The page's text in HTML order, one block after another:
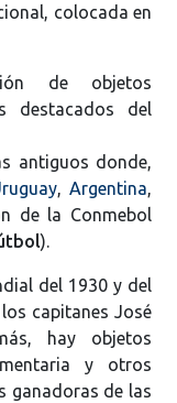
colocada en
de objetos
destacados del
antiguos donde,
, Argentina,
de la Conmebol
).
del 1930 y del
capitanes José
hay objetos
y otros
ganadoras de las